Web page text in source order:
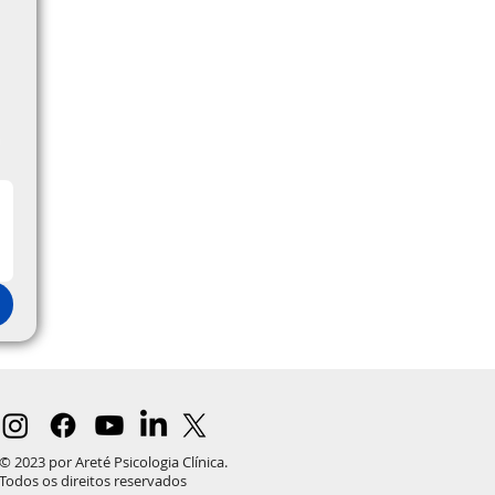
© 2023 por Areté Psicologia Clínica.
Todos os direitos reservados